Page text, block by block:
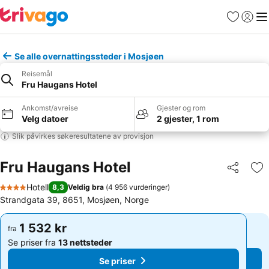
Favoritter
Logg
Se alle overnattingssteder i Mosjøen
Reisemål
Fru Haugans Hotel
Ankomst/avreise
Velg datoer
Gjester og rom
2 gjester, 1 rom
Slik påvirkes søkeresultatene av provisjon
Fru Haugans Hotel Del
4 Stjerner
Hotell 8,3 Veldig bra (4 956 vurderinger)
Strandgata 39, 8651, Mosjøen, Norge
fra 1 532 kr
Se priser fra 13 nettsteder
Se priser
fra 1 532 kr
Se priser fra 13 nettsteder
Se priser